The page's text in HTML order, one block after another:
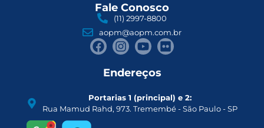
Fale Conosco
(11) 2997-8800
aopm@aopm.com.br
Endereços
Portarias 1 (principal) e 2:
Rua Mamud Rahd, 973. Tremembé - São Paulo - SP